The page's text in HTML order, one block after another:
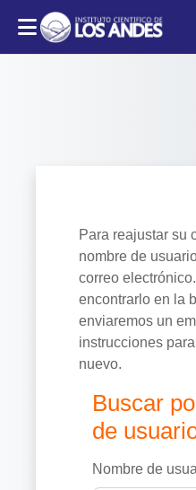
Para reajustar su
nombre de
correo
encontrarlo en la
enviaremos un
instrucciones
nuevo.
Buscar por
Buscar
de
Nombre de